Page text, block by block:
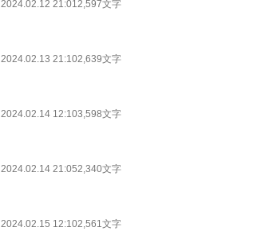
2024.02.12 21:012,597文字
2024.02.13 21:102,639文字
2024.02.14 12:103,598文字
2024.02.14 21:052,340文字
2024.02.15 12:102,561文字